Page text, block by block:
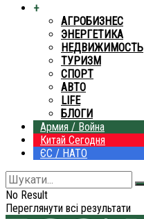
+
АГРОБИЗНЕС
ЭНЕРГЕТИКА
НЕДВИЖИМОСТЬ
ТУРИЗМ
СПОРТ
АВТО
LIFE
БЛОГИ
Армия / Война
Китай Сегодня
ЄС / НАТО
No Result
Переглянути всі результати